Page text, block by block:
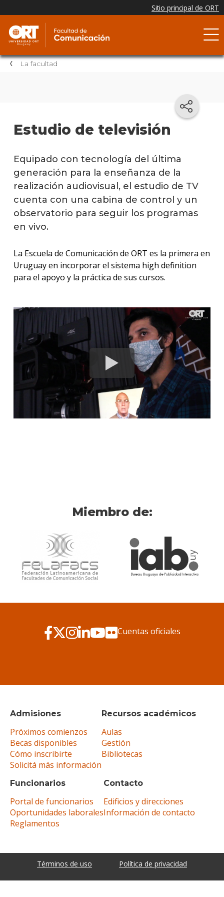
La facultad
Estudio de televisión
Equipado con tecnología del última
generación para la enseñanza de la
realización audiovisual, el estudio de TV
cuenta con una cabina de control y un
observatorio para seguir los programas
en vivo.
La Escuela de Comunicación de ORT es la primera en
Uruguay en incorporar el sistema high definition
para el apoyo y la práctica de sus cursos.
Miembro de:
Admisiones
Próximos comienzos
Becas disponibles
Cómo inscribirte
Solicitá más información
Recursos académicos
Aulas
Gestión
Bibliotecas
Funcionarios
Portal de funcionarios
Oportunidades laborales
Reglamentos
Contacto
Edificios y direcciones
Información de contacto
Cuentas oficiales
Términos de uso Política de privacidad